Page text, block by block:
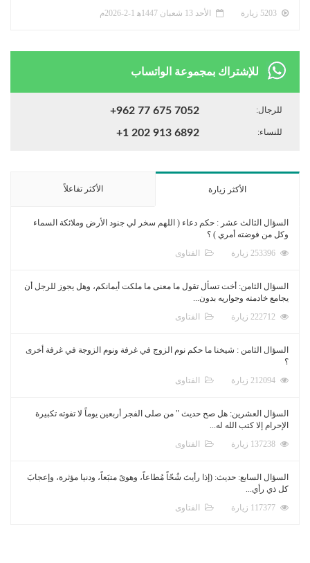
الأحد 13 شعبان 1447ﻫ 1-2-2026م
للإشتراك بمجموعة الواتساب
للرجال: +962 77 675 7052
للنساء: +1 202 913 6892
الأكثر زيارة الأكثر تفاعلاً
السؤال الثالث عشر : حكم دعاء ( اللهم سخر لي جنود الأرض وملائكة السماء
وكل من فوضته أمري ) ؟
الفتاوى
السؤال الثامن: أخت تسأل تقول ما معنى ما ملكت أيمانكم، وهل يجوز للرجل أن
يجامع خادمته وجواريه بدون...
الفتاوى
السؤال الثامن : شيخنا ما حكم نوم الزوج في غرفة ونوم الزوجة في غرفة أخرى
؟
الفتاوى
السؤال العشرين: هل صح حديث " من صلى الفجر أربعين يوماً لا تفوته تكبيرة
الإحرام إلا كتب الله له...
الفتاوى
السؤال السابع: حديث: (إذا رأيتَ شُحّاً مُطاعاً، وهوىً متبَعاً، ودنيا مؤثرة، وإعجابَ
كل ذي رأي...
الفتاوى